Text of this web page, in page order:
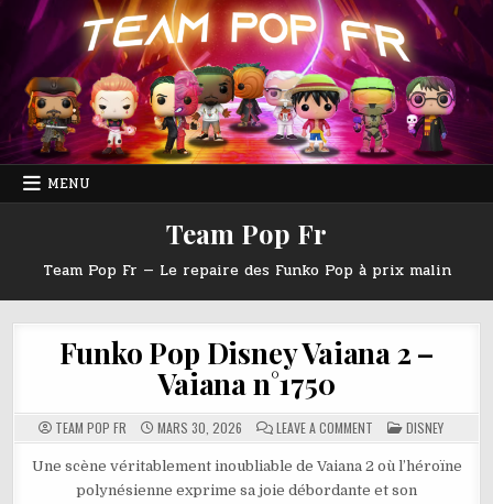
content
MENU
Team Pop Fr
Team Pop Fr — Le repaire des Funko Pop à prix malin
Funko Pop Disney Vaiana 2 –
Vaiana n°1750
TEAM POP FR MARS 30, 2026 LEAVE A COMMENT
FUNKO
DISNEY
2
POSTED
IN
DISNEY
Une scène véritablement inoubliable de Vaiana 2 où l’héroïne
polynésienne exprime sa joie débordante et son